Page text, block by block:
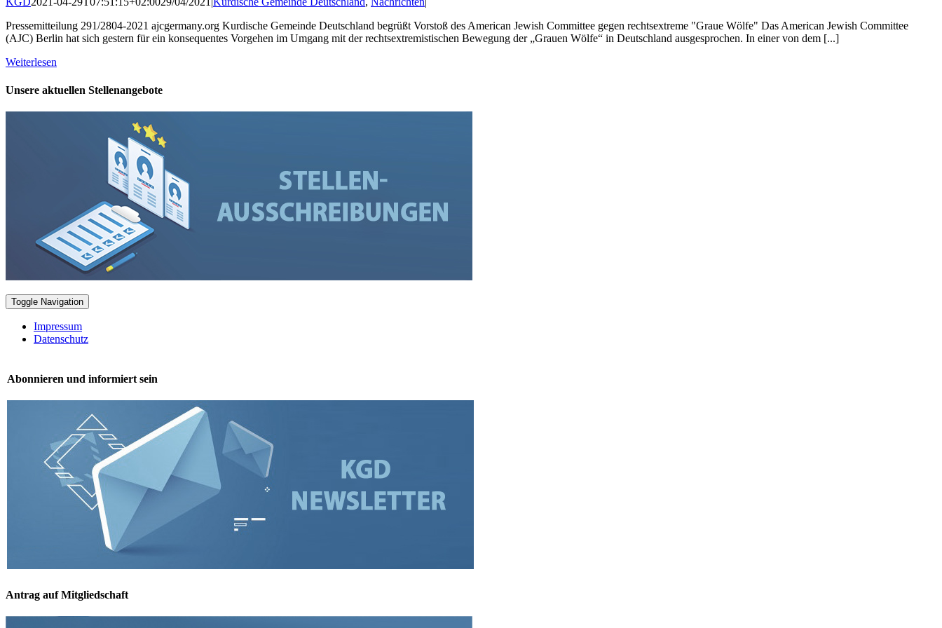
Pressemitteilung 291/2804-2021 ajcgermany.org Kurdische Gemeinde Deutschland begrüßt Vorstoß des American Jewish Committee gegen rechtsextreme "Graue Wölfe" Das American Jewish Committee
(AJC) Berlin hat sich gestern für ein konsequentes Vorgehen im Umgang mit der rechtsextremistischen Bewegung der „Grauen Wölfe“ in Deutschland ausgesprochen. In einer von dem [...]
Weiterlesen
Unsere aktuellen Stellenangebote
Toggle Navigation
Impressum
Datenschutz
Abonnieren und informiert sein
Antrag auf Mitgliedschaft